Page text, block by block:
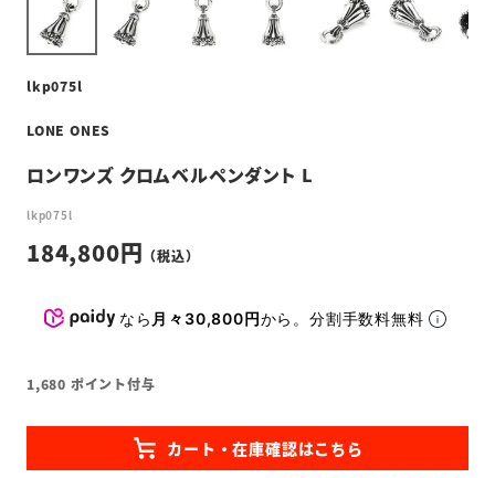
lkp075l
LONE ONES
ロンワンズ クロムベルペンダント L
lkp075l
184,800
なら 月々30,800円から。分割手数料無料
1,680 ポイント付与